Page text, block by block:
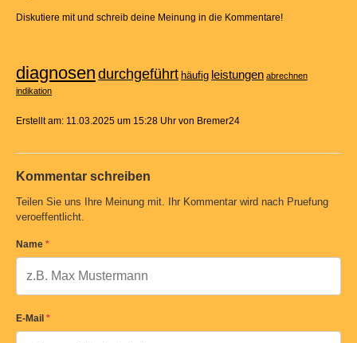
Diskutiere mit und schreib deine Meinung in die Kommentare!
diagnosen durchgeführt häufig leistungen abrechnen
indikation
Erstellt am: 11.03.2025 um 15:28 Uhr von Bremer24
Kommentar schreiben
Teilen Sie uns Ihre Meinung mit. Ihr Kommentar wird nach Pruefung
veroeffentlicht.
Name *
E-Mail *